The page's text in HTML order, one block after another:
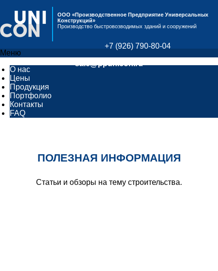
ООО «Производственное Предприятие Универсальных
Конструкций»
Производство быстровозводимых зданий и сооружений
+7 (926) 790-80-04
sale@ppunicon.ru
Меню
О нас
Цены
Продукция
Портфолио
Контакты
FAQ
ПОЛЕЗНАЯ ИНФОРМАЦИЯ
Статьи и обзоры на тему строительства.